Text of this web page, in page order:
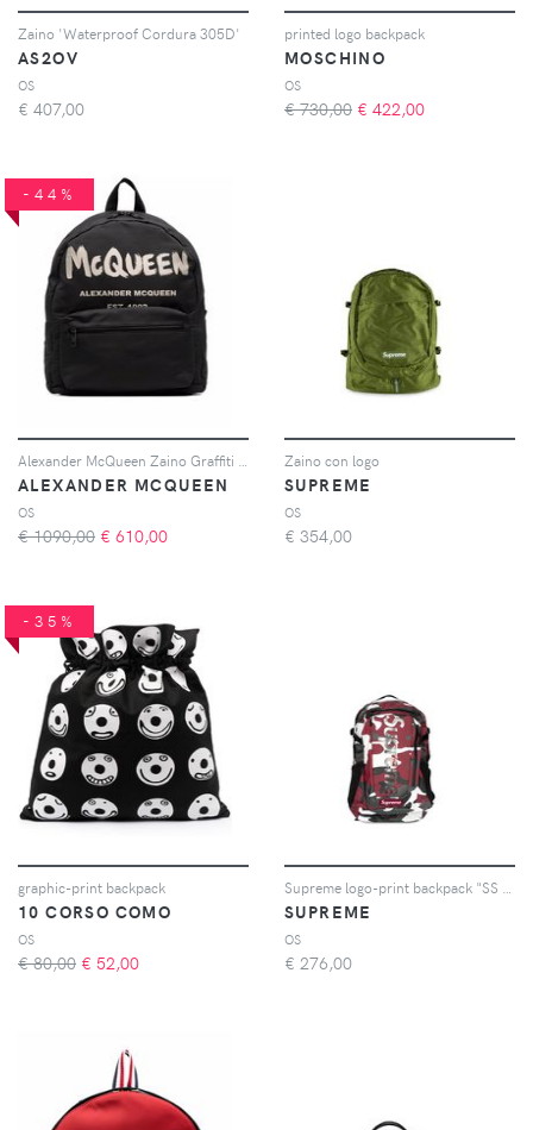
Zaino 'Waterproof Cordura 305D'
AS2OV
OS
€ 407,00
printed logo backpack
MOSCHINO
OS
€ 730,00 € 422,00
-44%
ALEXANDER MCQUEEN
OS
€ 1090,00 € 610,00
Zaino con logo
SUPREME
OS
€ 354,00
-35%
graphic-print backpack
10 CORSO COMO
OS
€ 80,00 € 52,00
SUPREME
OS
€ 276,00